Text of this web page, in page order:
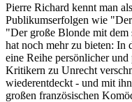
Pierre Richard kennt man
Publikumserfolgen wie
"Der große Blonde mit dem
hat noch mehr zu bieten: In
eine Reihe persönlicher
Kritikern zu Unrecht
wiederentdeckt - und mit
großen französischen